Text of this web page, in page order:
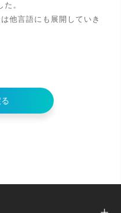
。
他言語にも展開していき